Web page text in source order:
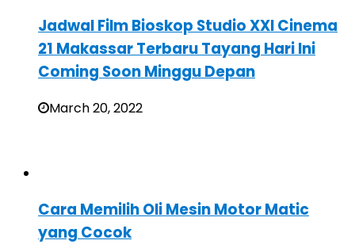
Jadwal Film Bioskop Studio XXI Cinema
21 Makassar Terbaru Tayang Hari Ini
Coming Soon Minggu Depan
March 20, 2022
Cara Memilih Oli Mesin Motor Matic
yang Cocok